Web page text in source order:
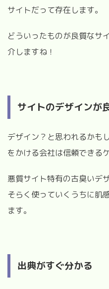
サイトだって存在します。
どういったものが良質なサ
介しますね！
サイトのデザインが
デザイン？と思われるかも
をかける会社は信頼できる
悪質サイト特有の古臭いデ
そらく使っていくうちに肌
ます。
出典がすぐ分かる